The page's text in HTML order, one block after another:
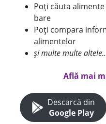
Poți căuta
bare
Poți compara
alimentelor
și multe multe
Află mai
Descarcă din
Google Play